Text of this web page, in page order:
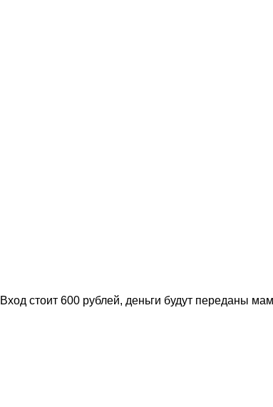
Вход стоит 600 рублей, деньги будут переданы